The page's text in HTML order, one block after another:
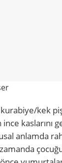
kek
kaslarını
anlamda